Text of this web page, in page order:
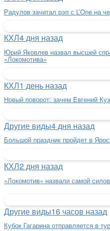
Радулов зачитал рэп с L’One на
КХЛ4 дня назад
Юрий Яковлев назвал высшей
«Локомотива»
КХЛ1 день назад
Новый поворот: зачем Евгений
Другие виды4 дня назад
Большой праздник пройдет в
КХЛ2 дня назад
«Локомотив» назвали самой
Другие виды16 часов назад
Кубок Гагарина отправляется в